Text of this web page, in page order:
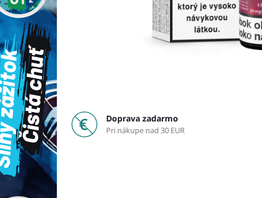
Doprava zadarmo
Pri nákupe nad 30 EUR